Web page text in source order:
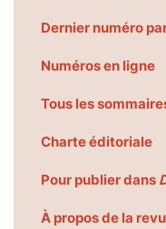
Dernier numéro
Numéros en ligne
Tous les
Charte éditoriale
Pour publier dans
À propos de la